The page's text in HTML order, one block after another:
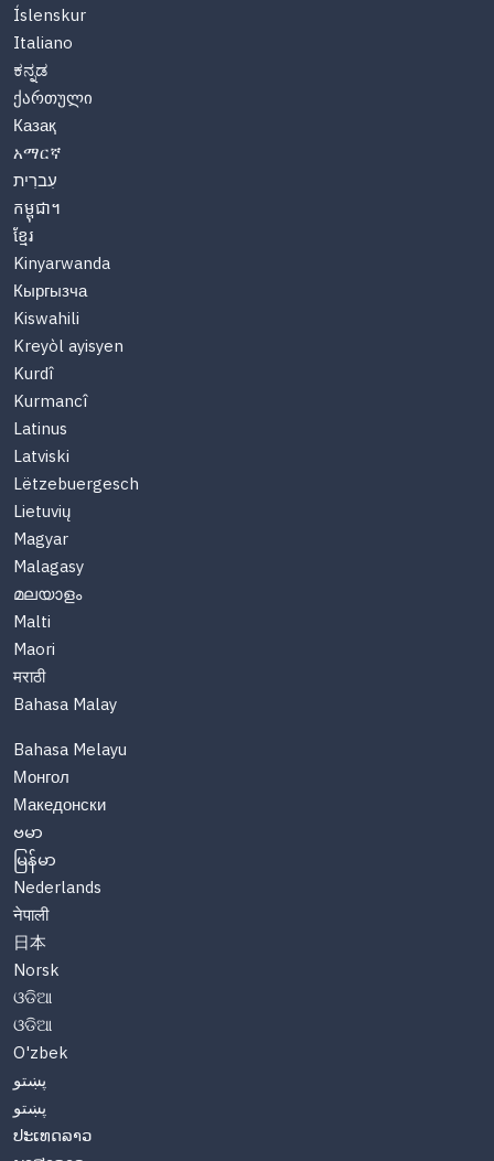
Íslenskur
Italiano
ಕನ್ನಡ
ქართული
Казақ
አማርኛ
עִברִית
កម្ពុជា។
ខ្មែរ
Kinyarwanda
Кыргызча
Kiswahili
Kreyòl ayisyen
Kurdî
Kurmancî
Latinus
Latviski
Lëtzebuergesch
Lietuvių
Magyar
Malagasy
മലയാളം
Malti
Maori
मराठी
Bahasa Malay
Bahasa Melayu
Монгол
Македонски
ဗမာ
မြန်မာ
Nederlands
नेपाली
日本
Norsk
ଓଡିଆ
ଓଡିଆ
O'zbek
پښتو
پښتو
ປະເທດລາວ